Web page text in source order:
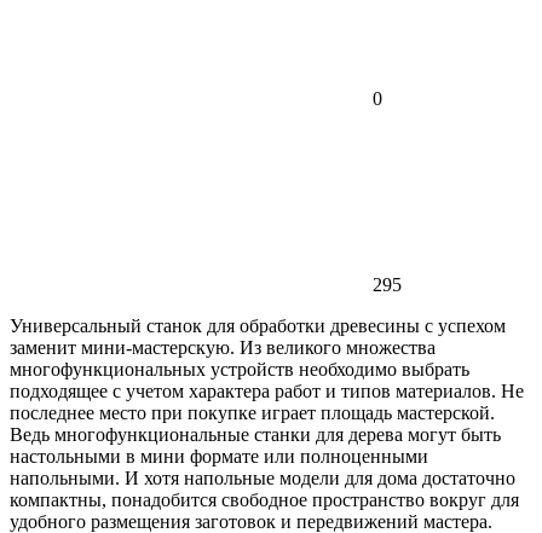
0
295
Универсальный станок для обработки древесины с успехом
заменит мини-мастерскую. Из великого множества
многофункциональных устройств необходимо выбрать
подходящее с учетом характера работ и типов материалов. Не
последнее место при покупке играет площадь мастерской.
Ведь многофункциональные станки для дерева могут быть
настольными в мини формате или полноценными
напольными. И хотя напольные модели для дома достаточно
компактны, понадобится свободное пространство вокруг для
удобного размещения заготовок и передвижений мастера.